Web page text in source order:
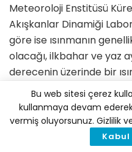
Meteoroloji Enstitüsü
Akışkanlar Dinamiği
göre ise ısınmanın
olacağı, ilkbahar ve yaz
derecenin üzerinde bir
verildi.
2041-2070 periyodunda
mevsiminde sıcaklık
mevsiminde Doğu
Bu web sitesi çerez
kullanmaya devam
vermiş oluyorsunuz. Gizlilik